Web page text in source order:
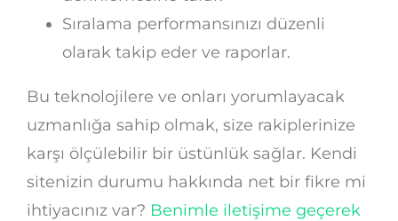
Sıralama performansınızı düzenli
olarak takip eder ve raporlar.
Bu teknolojilere ve onları yorumlayacak
uzmanlığa sahip olmak, size rakiplerinize
karşı ölçülebilir bir üstünlük sağlar. Kendi
sitenizin durumu hakkında net bir fikre mi
ihtiyacınız var? Benimle iletişime geçerek